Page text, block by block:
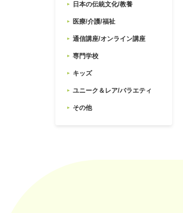
日本の伝統文化/教養
医療/介護/福祉
通信講座/オンライン講座
専門学校
キッズ
ユニーク＆レア/バラエティ
その他